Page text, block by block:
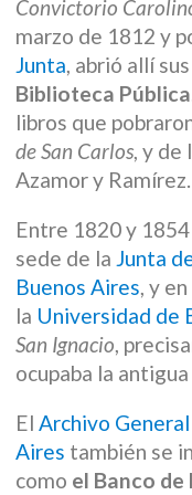
Convictorio
marzo de 1812 y
Junta, abrió allí
Biblioteca Pública
libros que
de San Carlos, y de
Azamor y Ramírez.
Entre 1820 y
sede de la Junta
Buenos Aires, y
la Universidad de
San Ignacio,
ocupaba la
El Archivo
Aires también se
como el Banco de